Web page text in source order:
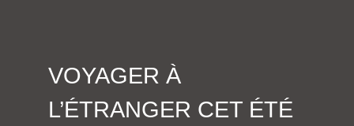
VOYAGER À
L’ÉTRANGER CET ÉTÉ